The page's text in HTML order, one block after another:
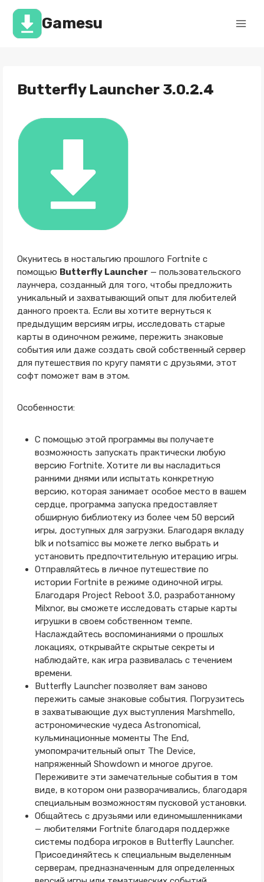
Перейти
содержимомуGamesu
Butterfly Launcher 3.0.2.4
Окунитесь в ностальгию прошлого Fortnite с
помощью Butterfly Launcher— пользовательского
лаунчера, созданный для того, чтобы предложить
уникальный и захватывающий опыт для любителей
данного проекта. Если вы хотите вернуться к
предыдущим версиям игры, исследовать старые
карты в одиночном режиме, пережить знаковые
события или даже создать свой собственный сервер
для путешествия по кругу памяти с друзьями, этот
софт поможет вам в этом.
Особенности:
С помощью этой программы вы получаете
возможность запускать практически любую
версию Fortnite. Хотите ли вы насладиться
ранними днями или испытать конкретную
версию, которая занимает особое место в вашем
сердце, программа запуска предоставляет
обширную библиотеку из более чем 50 версий
игры, доступных для загрузки. Благодаря вкладу
blk и notsamicc вы можете легко выбрать и
установить предпочтительную итерацию игры.
Отправляйтесь в личное путешествие по
истории Fortnite в режиме одиночной игры.
Благодаря Project Reboot 3.0, разработанному
Milxnor, вы сможете исследовать старые карты
игрушки в своем собственном темпе.
Наслаждайтесь воспоминаниями о прошлых
локациях, открывайте скрытые секреты и
наблюдайте, как игра развивалась с течением
времени.
Butterfly Launcher позволяет вам заново
пережить самые знаковые события. Погрузитесь
в захватывающие дух выступления Marshmello,
астрономические чудеса Astronomical,
кульминационные моменты The End,
умопомрачительный опыт The Device,
напряженный Showdown и многое другое.
Переживите эти замечательные события в том
виде, в котором они разворачивались, благодаря
специальным возможностям пусковой установки.
Общайтесь с друзьями или единомышленниками
— любителями Fortnite благодаря поддержке
системы подбора игроков в Butterfly Launcher.
Присоединяйтесь к специальным выделенным
серверам, предназначенным для определенных